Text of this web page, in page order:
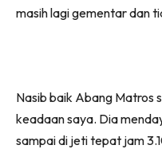
masih lagi gementar dan
Nasib baik Abang Matros
keadaan saya. Dia
sampai di jeti tepat jam